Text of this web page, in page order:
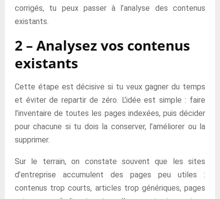
corrigés, tu peux passer à l’analyse des contenus
existants.
2 – Analysez vos contenus
existants
Cette étape est décisive si tu veux gagner du temps
et éviter de repartir de zéro. L’idée est simple : faire
l’inventaire de toutes les pages indexées, puis décider
pour chacune si tu dois la conserver, l’améliorer ou la
supprimer.
Sur le terrain, on constate souvent que les sites
d’entreprise accumulent des pages peu utiles :
contenus trop courts, articles trop génériques, pages